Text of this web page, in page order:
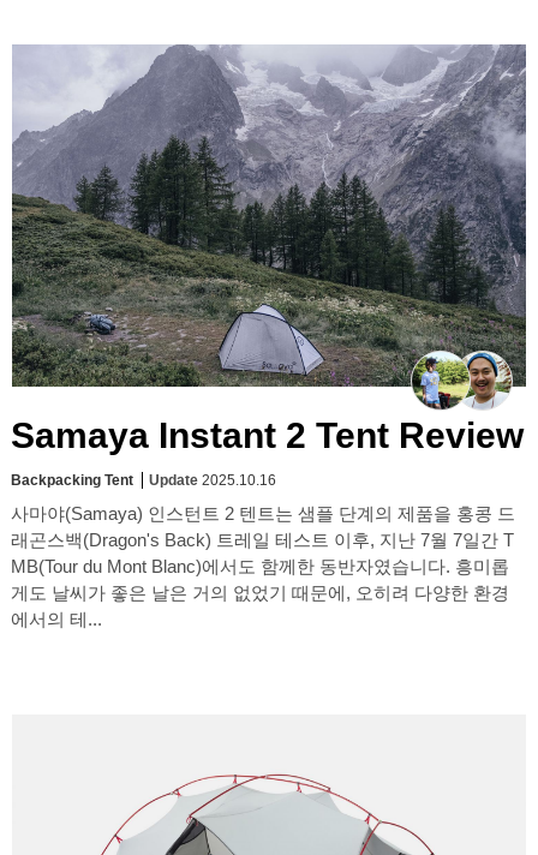
Samaya Instant 2 Tent Review
Backpacking Tent Update 2025.10.16
사마야(Samaya) 인스턴트 2 텐트는 샘플 단계의 제품을 홍콩 드
래곤스백(Dragon's Back) 트레일 테스트 이후, 지난 7월 7일간 T
MB(Tour du Mont Blanc)에서도 함께한 동반자였습니다. 흥미롭
게도 날씨가 좋은 날은 거의 없었기 때문에, 오히려 다양한 환경
에서의 테...